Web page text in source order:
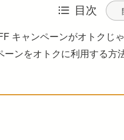
目次
キャンペーンがオトクじ
ーンをオトクに利用する方